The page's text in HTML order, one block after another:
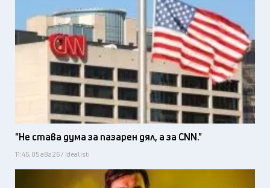
"Не става дума за пазарен дял, а за CNN."
11:45, 05 авг 26 / Idealisti